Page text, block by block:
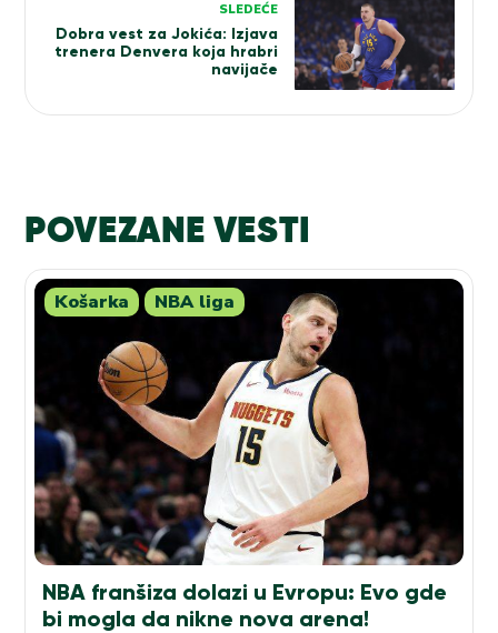
SLEDEĆE
Dobra vest za Jokića: Izjava
trenera Denvera koja hrabri
navijače
POVEZANE VESTI
Košarka NBA liga
NBA franšiza dolazi u Evropu: Evo gde
bi mogla da nikne nova arena!